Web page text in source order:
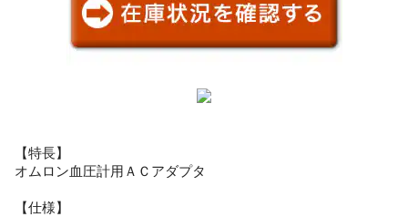
【特長】
オムロン血圧計用ＡＣアダプタ
【仕様】